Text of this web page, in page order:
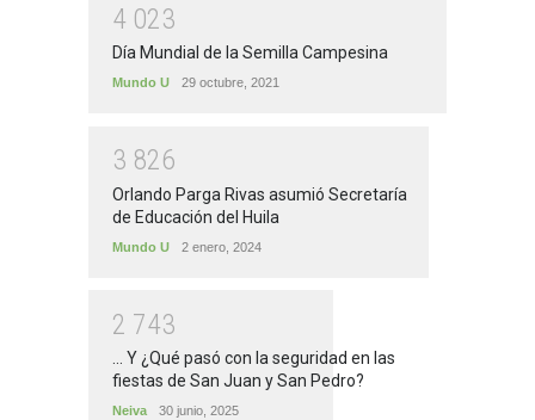
4 023
Día Mundial de la Semilla Campesina
Mundo U 29 octubre, 2021
3 826
Orlando Parga Rivas asumió Secretaría
de Educación del Huila
Mundo U 2 enero, 2024
2 743
... Y ¿Qué pasó con la seguridad en las
fiestas de San Juan y San Pedro?
Neiva 30 junio, 2025